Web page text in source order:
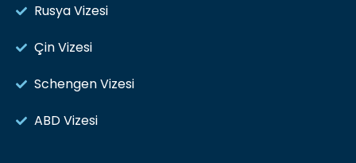
Rusya Vizesi​
Çin Vizesi
Schengen Vizesi
ABD Vizesi